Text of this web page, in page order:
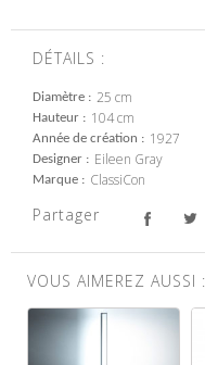
DÉTAILS :
Diamètre 25 cm
Hauteur 104 cm
Année de création 1927
Designer Eileen Gray
Marque ClassiCon
Partager
VOUS AIMEREZ AUSSI :